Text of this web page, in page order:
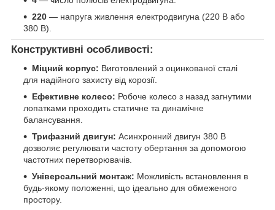
220 — напруга живлення електродвигуна (220 В або
380 В).
Конструктивні особливості:
Міцний корпус: Виготовлений з оцинкованої сталі
для надійного захисту від корозії.
Ефективне колесо: Робоче колесо з назад загнутими
лопатками проходить статичне та динамічне
балансування.
Трифазний двигун: Асинхронний двигун 380 В
дозволяє регулювати частоту обертання за допомогою
частотних перетворювачів.
Універсальний монтаж: Можливість встановлення в
будь-якому положенні, що ідеально для обмеженого
простору.